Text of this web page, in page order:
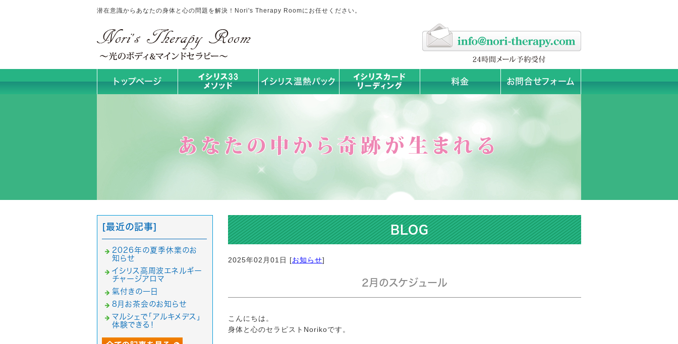
潜在意識からあなたの身体と心の問題を解決！Nori's Therapy Roomにお任せください。
トップページ イシリス温熱パック 料金 お問合せフォーム
BLOG
2025年02月01日 [お知らせ]
2月のスケジュール
こんにちは。
身体と心のセラピストNorikoです。
[最近の記事]
2026年の夏季休業のお
知らせ
イシリス高周波エネルギー
チャージアロマ
氣付きの一日
8月お茶会のお知らせ
マルシェで「アルキメデス」
体験できる！